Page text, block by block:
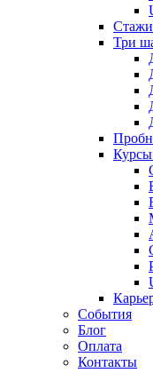
Три
Курсы
События
Блог
Оплата
Контакты